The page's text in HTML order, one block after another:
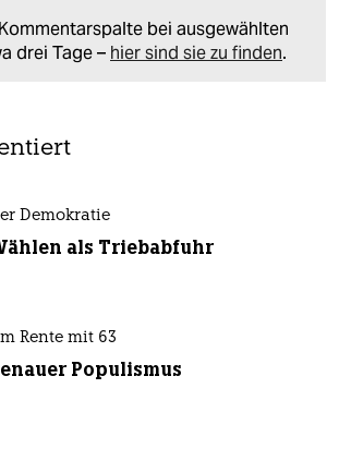
bei ausgewählten
drei Tage – hier sind sie zu finden.
Demokratie
als Triebabfuhr
Rente mit 63
Populismus